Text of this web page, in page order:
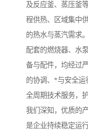
及反应釜、蒸压釜
程供热、区域集中
的热水与蒸汽需求。
配套的燃烧器、水
备与配件，均经过
的协调、*与安全运
全周期技术服务，
我们深知，优质的
是企业持续稳定运